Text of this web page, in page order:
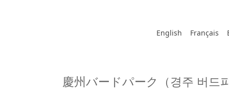
English Français
慶州バードパーク（경주 버드